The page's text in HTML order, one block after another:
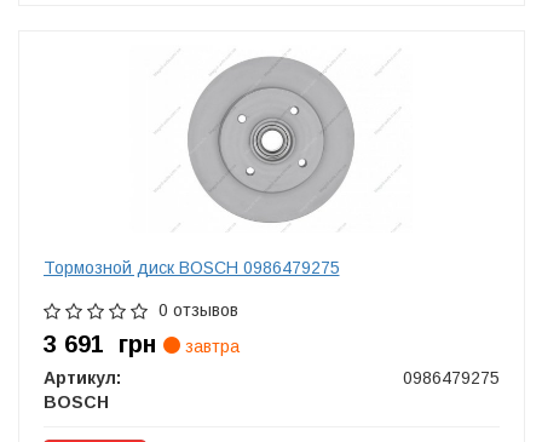
Тормозной диск BOSCH 0986479275
0 отзывов
3 691 грн
завтра
Артикул:
0986479275
BOSCH